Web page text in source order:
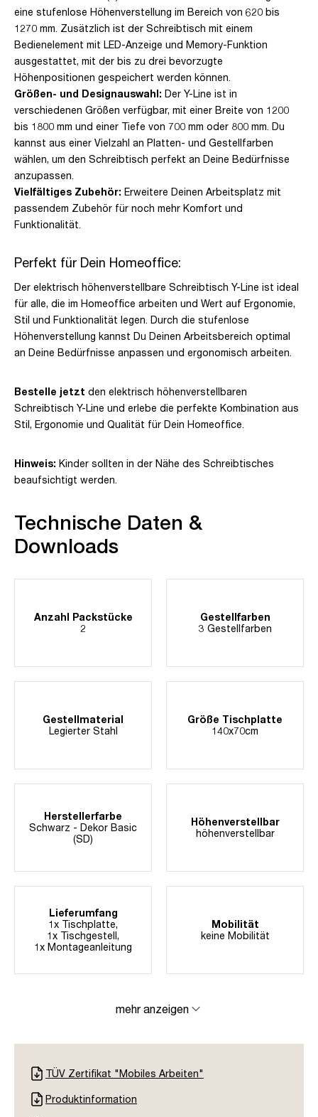
eine stufenlose Höhenverstellung im Bereich von 620 bis
1270 mm. Zusätzlich ist der Schreibtisch mit einem
Bedienelement mit LED-Anzeige und Memory-Funktion
ausgestattet, mit der bis zu drei bevorzugte
Höhenpositionen gespeichert werden können.
Größen- und Designauswahl: Der Y-Line ist in
verschiedenen Größen verfügbar, mit einer Breite von 1200
bis 1800 mm und einer Tiefe von 700 mm oder 800 mm. Du
kannst aus einer Vielzahl an Platten- und Gestellfarben
wählen, um den Schreibtisch perfekt an Deine Bedürfnisse
anzupassen.
Vielfältiges Zubehör: Erweitere Deinen Arbeitsplatz mit
passendem Zubehör für noch mehr Komfort und
Funktionalität.
Perfekt für Dein Homeoffice:
Der elektrisch höhenverstellbare Schreibtisch Y-Line ist ideal
für alle, die im Homeoffice arbeiten und Wert auf Ergonomie,
Stil und Funktionalität legen. Durch die stufenlose
Höhenverstellung kannst Du Deinen Arbeitsbereich optimal
an Deine Bedürfnisse anpassen und ergonomisch arbeiten.
Bestelle jetzt den elektrisch höhenverstellbaren
Schreibtisch Y-Line und erlebe die perfekte Kombination aus
Stil, Ergonomie und Qualität für Dein Homeoffice.
Hinweis: Kinder sollten in der Nähe des Schreibtisches
beaufsichtigt werden.
Technische Daten &
Downloads
Anzahl Packstücke
2
Gestellfarben
3 Gestellfarben
Gestellmaterial
Legierter Stahl
Größe Tischplatte
140x70cm
Herstellerfarbe
Schwarz - Dekor Basic
(SD)
Höhenverstellbar
höhenverstellbar
Lieferumfang
1x Tischplatte,
1x Tischgestell,
1x Montageanleitung
Mobilität
keine Mobilität
mehr anzeigen
TÜV Zertifikat "Mobiles Arbeiten"
Produktinformation